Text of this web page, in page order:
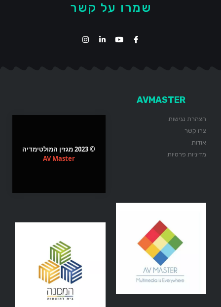
שמרו על קשר
AVMASTER
הצהרת נגישות
צרו קשר
אודות
מדיניות פרטיות
© 2023 מגזין המולטימדיה
AV Master